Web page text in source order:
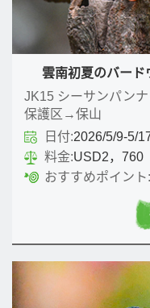
雲南初夏のバード
JK15 シーサンパン
保護区→保山
日付:2026/5/9-5/
料金:USD2，760
おすすめポイント: